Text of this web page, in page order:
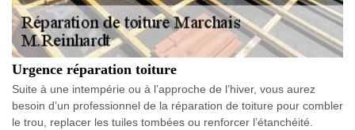
Urgence réparation toiture
Suite à une intempérie ou à l’approche de l’hiver, vous aurez
besoin d’un professionnel de la réparation de toiture pour combler
le trou, replacer les tuiles tombées ou renforcer l’étanchéité.